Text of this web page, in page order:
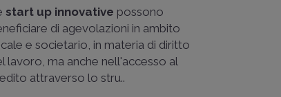
start up innovative possono
di agevolazioni in ambito
e societario, in materia di diritto
lavoro, ma anche nell'accesso al
attraverso lo stru..